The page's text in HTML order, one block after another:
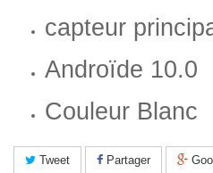
capteur
Androïde 10.0
Couleur Blanc
Tweet Partager